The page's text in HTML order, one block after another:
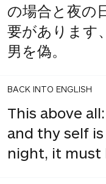
の場合と夜の
要があります
男を偽。
BACK INTO ENGLISH
This above
and thy self
night, it must